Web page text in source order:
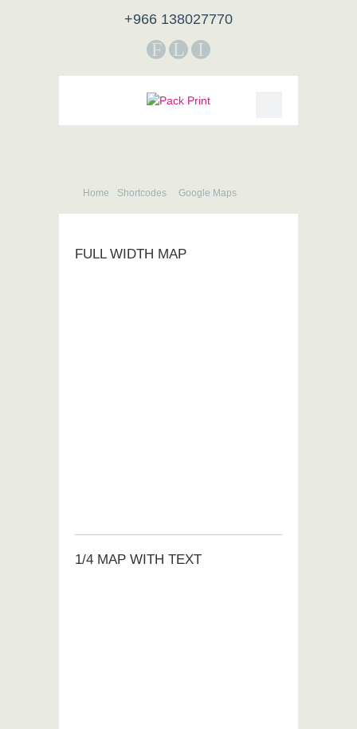
F L I
+966 138027770
Home Shortcodes Google Maps
FULL WIDTH MAP
1/4 MAP WITH TEXT